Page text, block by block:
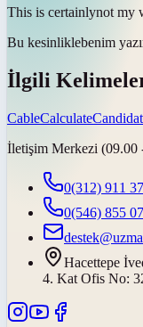
This is certainlynot my
Bu kesinliklebenim
İlgili
CableCalculate
İletişim Merkezi (09.00
0(312) 911
0(546) 855
Hacettepe
4. Kat Ofis No: